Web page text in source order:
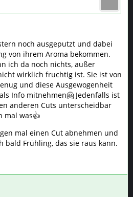
Info mitnehmen🤗 Jedenfalls ist
anderen Cuts unterscheidbar
mal einen Cut abnehmen und
Frühling, das sie raus kann.
von ihr